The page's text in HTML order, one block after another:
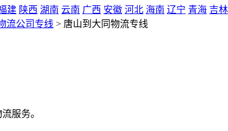
建 陕西 湖南 云南 广西 安徽 河北 海南 辽宁 青海 吉林
流公司专线 > 唐山到大同物流专线
服务。